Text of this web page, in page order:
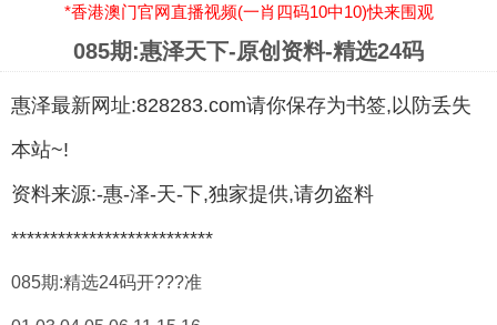
*香港澳门官网直播视频(一肖四码10中10)快来围观
085期:惠泽天下-原创资料-精选24码
惠泽最新网址:828283.com请你保存为书签,以防丢失
本站~!
资料来源:-惠-泽-天-下,独家提供,请勿盗料
**************************
085期:精选24码开???准